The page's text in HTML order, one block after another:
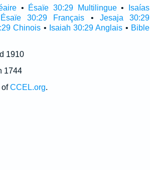
• Ésaïe 30:29 Multilingue•
Isaías
Ésaïe 30:29 Français • Jesaja 30:29
Chinois • Isaiah 30:29 Anglais • Bible
1910
1744
ofCCEL.org.